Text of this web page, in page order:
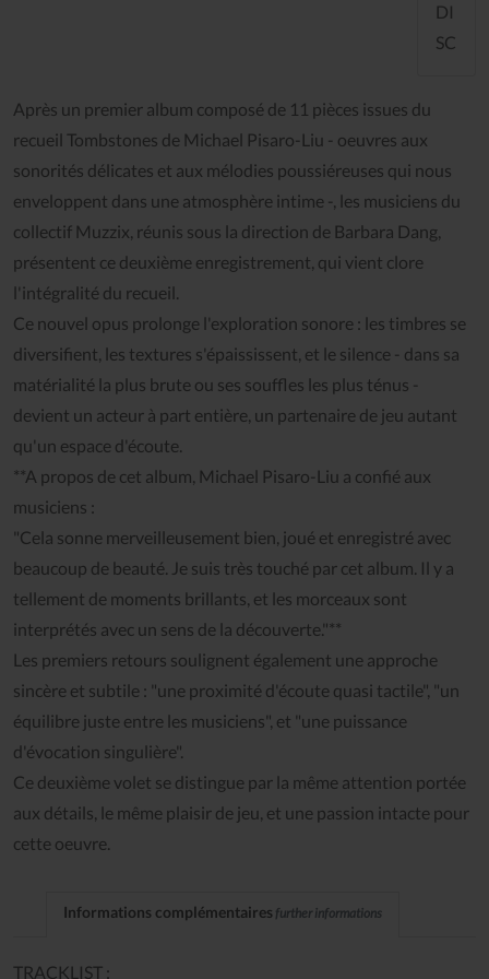
DI
SC
Après un premier album composé de 11 pièces issues du
recueil Tombstones de Michael Pisaro-Liu - oeuvres aux
sonorités délicates et aux mélodies poussiéreuses qui nous
enveloppent dans une atmosphère intime -, les musiciens du
collectif Muzzix, réunis sous la direction de Barbara Dang,
présentent ce deuxième enregistrement, qui vient clore
l'intégralité du recueil.
Ce nouvel opus prolonge l'exploration sonore : les timbres se
diversifient, les textures s'épaississent, et le silence - dans sa
matérialité la plus brute ou ses souffles les plus ténus -
devient un acteur à part entière, un partenaire de jeu autant
qu'un espace d'écoute.
**A propos de cet album, Michael Pisaro-Liu a confié aux
musiciens :
"Cela sonne merveilleusement bien, joué et enregistré avec
beaucoup de beauté. Je suis très touché par cet album. Il y a
tellement de moments brillants, et les morceaux sont
interprétés avec un sens de la découverte."**
Les premiers retours soulignent également une approche
sincère et subtile : "une proximité d'écoute quasi tactile", "un
équilibre juste entre les musiciens", et "une puissance
d'évocation singulière".
Ce deuxième volet se distingue par la même attention portée
aux détails, le même plaisir de jeu, et une passion intacte pour
cette oeuvre.
Informations complémentaires further informations
TRACKLIST :